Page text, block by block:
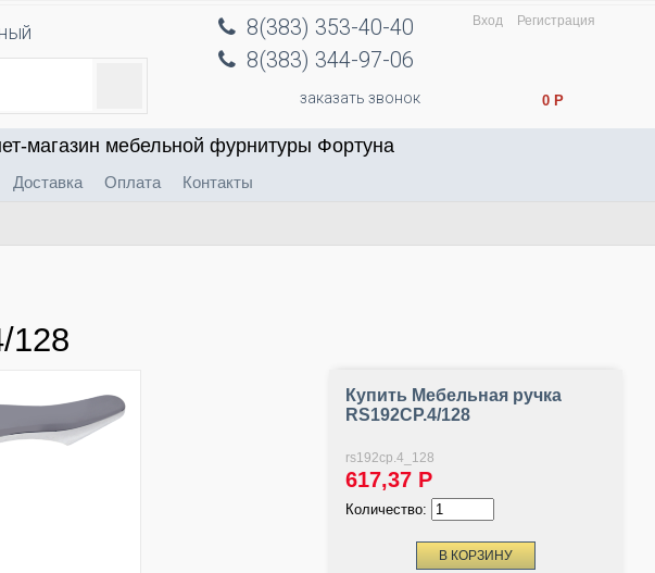
Вход Регистрация
8(383) 353-40-40
8(383) 344-97-06
заказать звонок 0 Р
магазин мебельной фурнитуры Фортуна
Доставка Оплата Контакты
128
Купить Мебельная ручка
RS192CP.4/128
rs192cp.4_128
617,37 Р
Количество: